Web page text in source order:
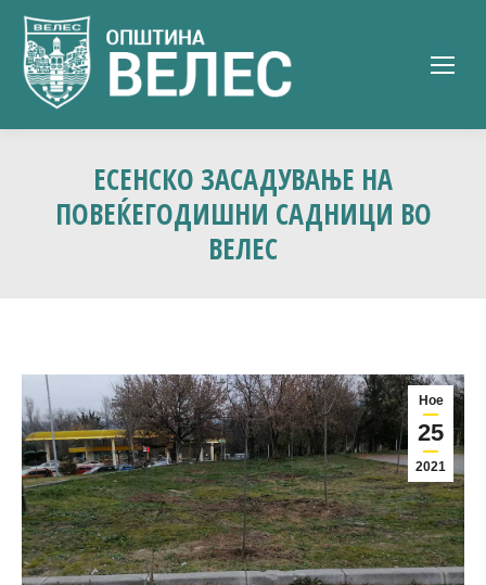
ЕСЕНСКО ЗАСАДУВАЊЕ НА
ПОВЕЌЕГОДИШНИ САДНИЦИ ВО
ВЕЛЕС
Ное
25
2021